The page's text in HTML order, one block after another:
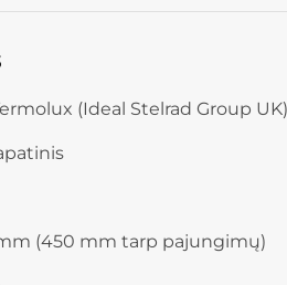
(Ideal Stelrad Group UK)
(450 mm tarp pajungimų)